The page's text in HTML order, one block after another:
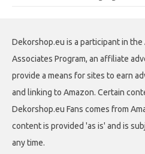
Dekorshop.eu is a participant in the
Associates Program, an affiliate
provide a means for sites to earn
and linking to Amazon. Certain
Dekorshop.eu Fans comes from
content is provided 'as is' and is
any time.